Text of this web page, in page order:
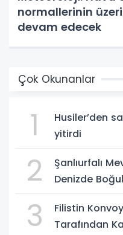
normallerinin
devam edecek
Çok Okunanlar
1
Husiler’den
yitirdi
2
Şanlıurfalı
Denizde
3
Filistin
Tarafından